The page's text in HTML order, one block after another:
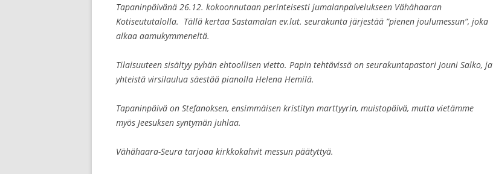
Tapaninpäivänä 26.12. kokoonnutaan perinteisesti jumalanpalvelukseen Vähähaaran
Kotiseututalolla. Tällä kertaa Sastamalan ev.lut. seurakunta järjestää ”pienen joulumessun”, joka
alkaa aamukymmeneltä.
Tilaisuuteen sisältyy pyhän ehtoollisen vietto. Papin tehtävissä on seurakuntapastori Jouni Salko, ja
yhteistä virsilaulua säestää pianolla Helena Hemilä.
Tapaninpäivä on Stefanoksen, ensimmäisen kristityn marttyyrin, muistopäivä, mutta vietämme
myös Jeesuksen syntymän juhlaa.
Vähähaara-Seura tarjoaa kirkkokahvit messun päätyttyä.